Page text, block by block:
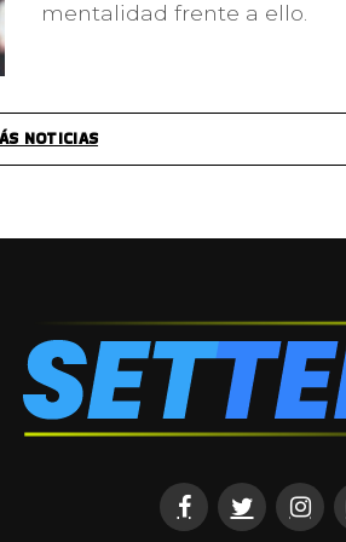
mentalidad frente a ello.
NOTICIAS